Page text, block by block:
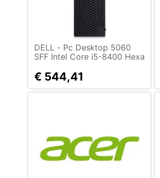
Prima infanzia
Casalinghi
Sport
Animali
DELL - Pc Desktop 5060
SFF Intel Core i5-8400 Hexa
480 GB 6xUSB Windows 10
Pro MAR.
€ 544,41